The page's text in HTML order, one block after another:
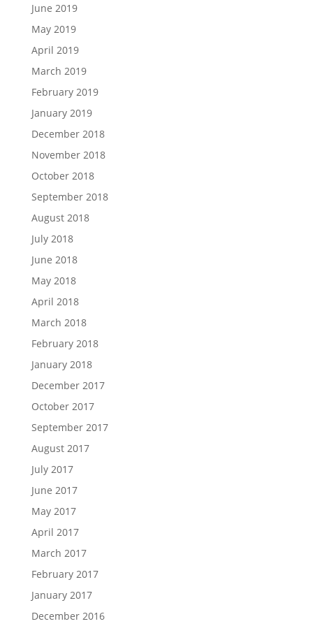
June 2019
May 2019
April 2019
March 2019
February 2019
January 2019
December 2018
November 2018
October 2018
September 2018
August 2018
July 2018
June 2018
May 2018
April 2018
March 2018
February 2018
January 2018
December 2017
October 2017
September 2017
August 2017
July 2017
June 2017
May 2017
April 2017
March 2017
February 2017
January 2017
December 2016